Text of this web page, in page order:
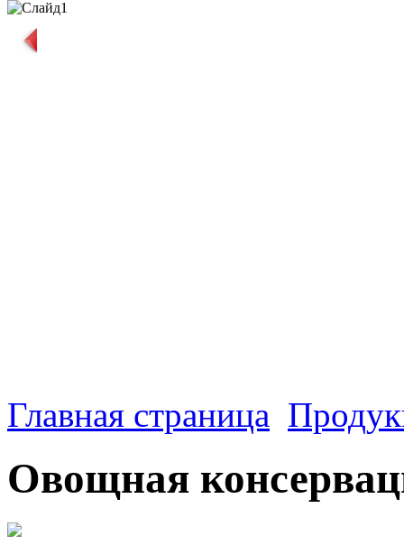
Главная страница
Овощная